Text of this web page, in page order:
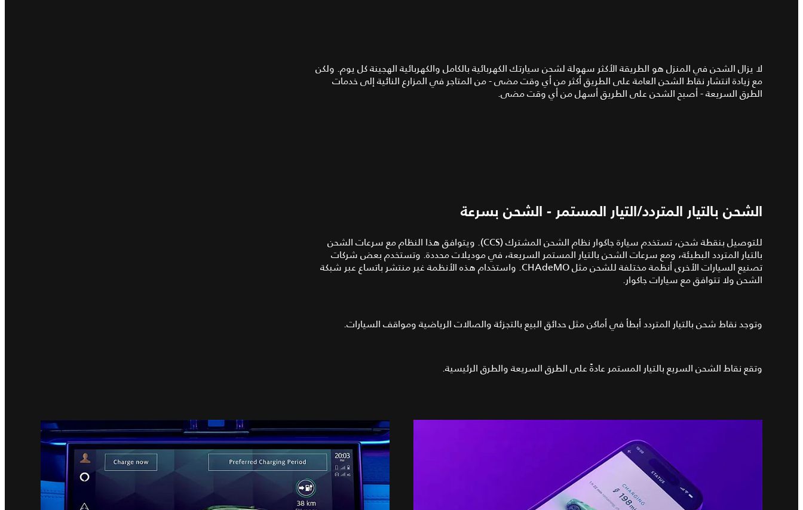
لا يزال الشحن في المنزل هو الطريقة الأكثر سهولة لشحن سيارتك الكهربائية بالكامل والكهربائية الهجينة كل يوم. ولكن
مع زيادة انتشار نقاط الشحن العامة على الطريق أكثر من أي وقت مضى - من المتاجر في المزارع النائية إلى خدمات
الطرق السريعة - أصبح الشحن على الطريق أسهل من أي وقت مضى.
الشحن بالتيار المتردد/التيار المستمر - الشحن بسرعة
للتوصيل بنقطة شحن، تستخدم سيارة جاكوار نظام الشحن المشترك (CCS). ويتوافق هذا النظام مع سرعات الشحن
بالتيار المتردد البطيئة، ومع سرعات الشحن بالتيار المستمر السريعة، في موديلات محددة. وتستخدم بعض شركات
تصنيع السيارات الأخرى أنظمة مختلفة للشحن مثل CHAdeMO. واستخدام هذه الأنظمة غير منتشر باتساع عبر شبكة
الشحن ولا تتوافق مع سيارات جاكوار.
وتوجد نقاط شحن بالتيار المتردد أبطأ في أماكن مثل حدائق البيع بالتجزئة والصالات الرياضية ومواقف السيارات.
وتقع نقاط الشحن السريع بالتيار المستمر عادةً على الطرق السريعة والطرق الرئيسية.